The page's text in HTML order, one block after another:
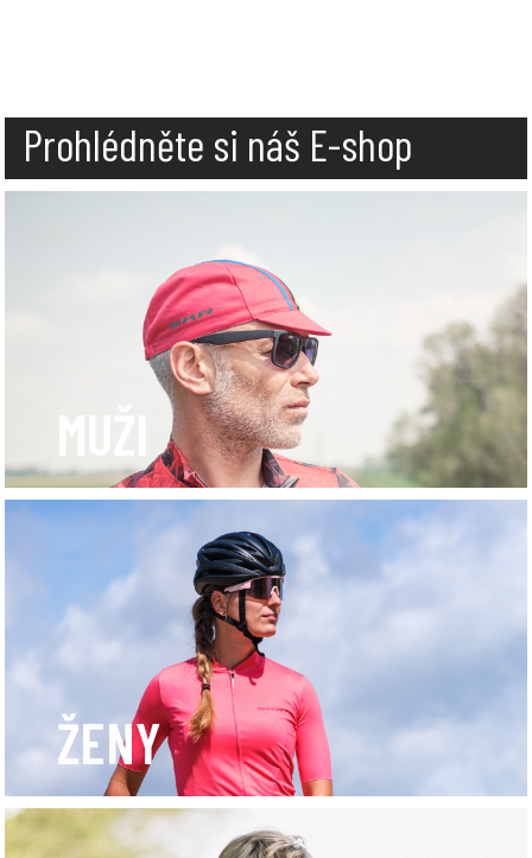
Prohlédněte si náš E-shop
MUŽI
ŽENY